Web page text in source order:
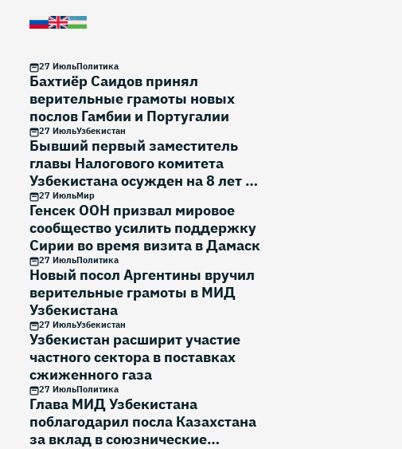
27 ИюльПолитика
Бахтиёр Саидов принял
верительные грамоты новых
послов Гамбии и Португалии
27 ИюльУзбекистан
Бывший первый заместитель
главы Налогового комитета
Узбекистана осужден на 8 лет и
2 месяца
27 ИюльМир
Генсек ООН призвал мировое
сообщество усилить поддержку
Сирии во время визита в Дамаск
27 ИюльПолитика
Новый посол Аргентины вручил
верительные грамоты в МИД
Узбекистана
27 ИюльУзбекистан
Узбекистан расширит участие
частного сектора в поставках
сжиженного газа
27 ИюльПолитика
Глава МИД Узбекистана
поблагодарил посла Казахстана
за вклад в союзнические